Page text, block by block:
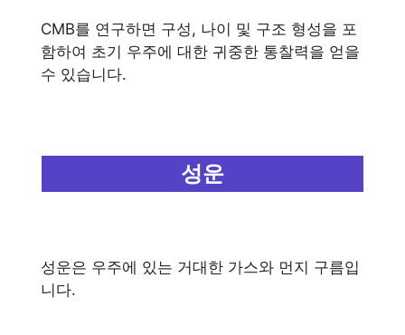
CMB를 연구하면 구성, 나이 및 구조 형성을 포
함하여 초기 우주에 대한 귀중한 통찰력을 얻을
수 있습니다.
성운
성운은 우주에 있는 거대한 가스와 먼지 구름입
니다.